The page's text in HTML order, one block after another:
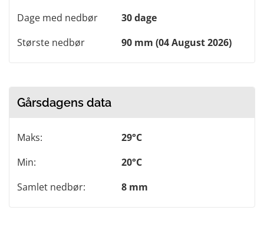
Dage med nedbør
30 dage
Største nedbør
90 mm (04 August 2026)
Gårsdagens data
Maks:
29°C
Min:
20°C
Samlet nedbør:
8 mm